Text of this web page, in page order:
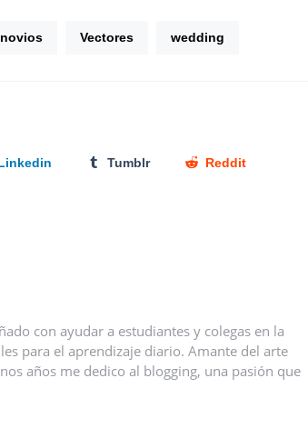
novios Vectores wedding
Tumblr Reddit
con ayudar a estudiantes y colegas en la
para el aprendizaje diario. Amante del arte
años me dedico al blogging, una pasión que